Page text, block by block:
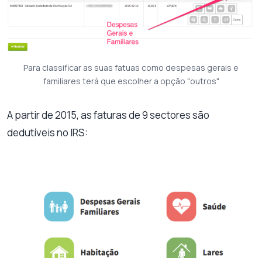
Para classificar as suas fatuas como despesas gerais e
familiares terá que escolher a opção "outros"
A partir de 2015, as faturas de 9 sectores são
dedutíveis no IRS: